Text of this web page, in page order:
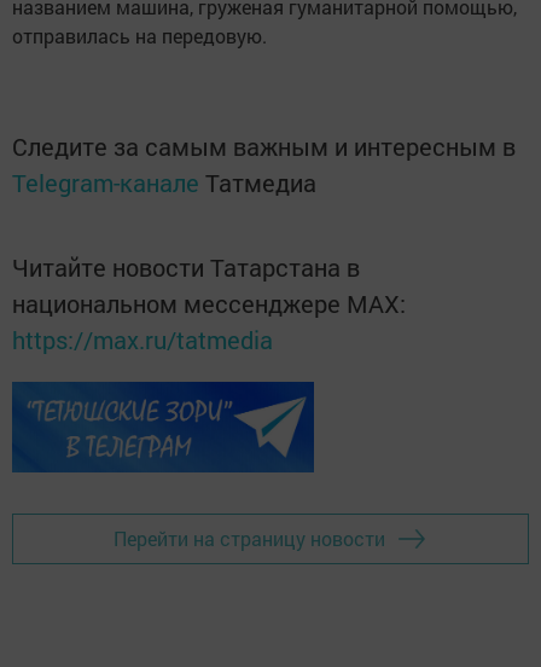
названием машина, груженая гуманитарной помощью,
отправилась на передовую.
Следите за самым важным и интересным в
Telegram-канале Татмедиа
Читайте новости Татарстана в
национальном мессенджере MАХ:
https://max.ru/tatmedia
Перейти на страницу новости